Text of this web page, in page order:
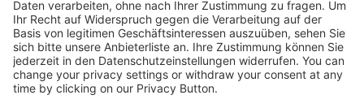
Kostenlose Rücksendung bis zu 14 Tage nach
Bestelleingang (innerhalb Deutschlands).